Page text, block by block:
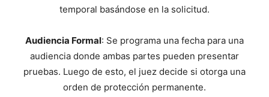
temporal basándose en la solicitud.
Audiencia Formal: Se programa una fecha para una
audiencia donde ambas partes pueden presentar
pruebas. Luego de esto, el juez decide si otorga una
orden de protección permanente.